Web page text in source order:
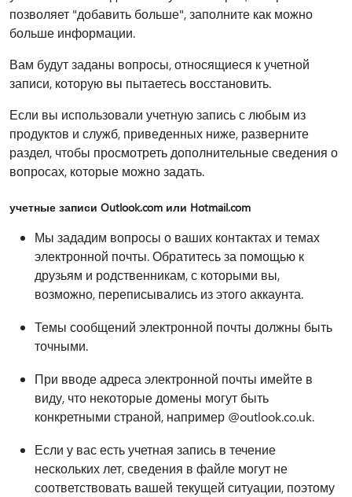
позволяет "добавить больше", заполните как можно
больше информации.
Вам будут заданы вопросы, относящиеся к учетной
записи, которую вы пытаетесь восстановить.
Если вы использовали учетную запись с любым из
продуктов и служб, приведенных ниже, разверните
раздел, чтобы просмотреть дополнительные сведения о
вопросах, которые можно задать.
учетные записи Outlook.com или Hotmail.com
Мы зададим вопросы о ваших контактах и темах
электронной почты. Обратитесь за помощью к
друзьям и родственникам, с которыми вы,
возможно, переписывались из этого аккаунта.
Темы сообщений электронной почты должны быть
точными.
При вводе адреса электронной почты имейте в
виду, что некоторые домены могут быть
конкретными страной, например @outlook.co.uk.
Если у вас есть учетная запись в течение
нескольких лет, сведения в файле могут не
соответствовать вашей текущей ситуации, поэтому